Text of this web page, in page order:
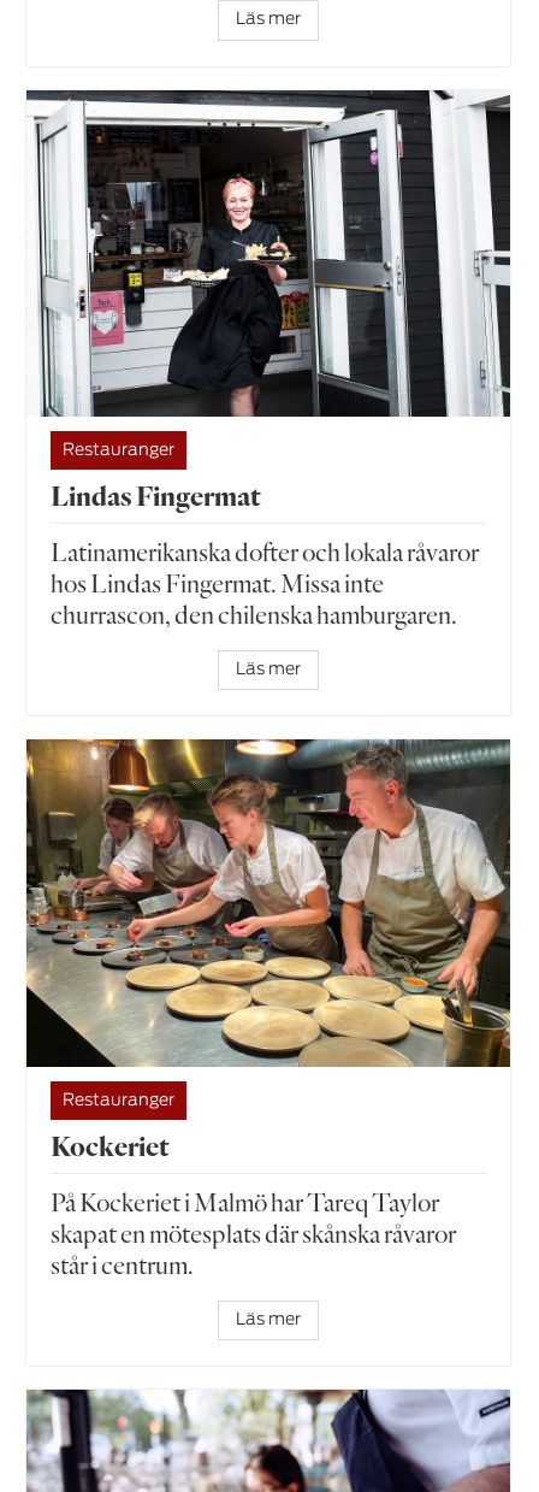
Läs mer
Restauranger
Lindas Fingermat
Latinamerikanska dofter och lokala råvaror
hos Lindas Fingermat. Missa inte
churrascon, den chilenska hamburgaren.
Läs mer
Restauranger
Kockeriet
På Kockeriet i Malmö har Tareq Taylor
skapat en mötesplats där skånska råvaror
står i centrum.
Läs mer